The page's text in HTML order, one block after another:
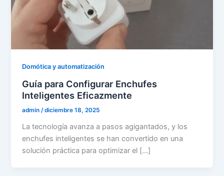
Domótica y automatización
Guía para Configurar Enchufes
Inteligentes Eficazmente
admin/diciembre 18, 2025
La tecnología avanza a pasos agigantados, y los
enchufes inteligentes se han convertido en una
solución práctica para optimizar el […]